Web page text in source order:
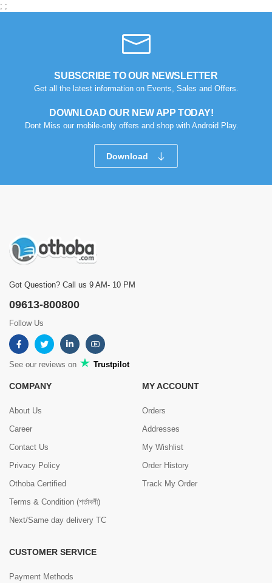
; ;
SUBSCRIBE TO OUR NEWSLETTER
Get all the latest information on Events, Sales and Offers.
DOWNLOAD OUR NEW APP TODAY!
Dont Miss our mobile-only offers and shop with Android Play.
Download
Got Question? Call us 9 AM- 10 PM
09613-800800
Follow Us
See our reviews on Trustpilot
COMPANY
About Us
Career
Contact Us
Privacy Policy
Othoba Certified
Terms & Condition (শর্তাবলী)
Next/Same day delivery TC
MY ACCOUNT
Orders
Addresses
My Wishlist
Order History
Track My Order
CUSTOMER SERVICE
Payment Methods